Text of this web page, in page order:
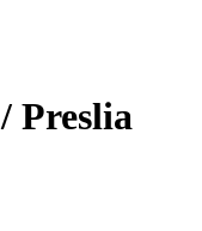
Preslia